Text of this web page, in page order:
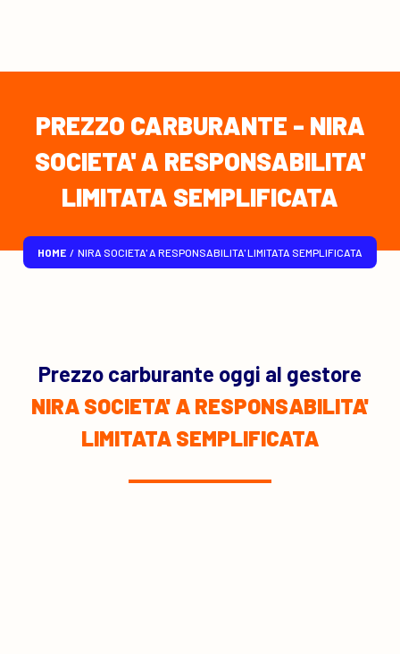
PREZZO CARBURANTE - NIRA
SOCIETA' A RESPONSABILITA'
LIMITATA SEMPLIFICATA
HOME / NIRA SOCIETA' A RESPONSABILITA' LIMITATA SEMPLIFICATA
Prezzo carburante oggi al gestore
NIRA SOCIETA' A RESPONSABILITA'
LIMITATA SEMPLIFICATA